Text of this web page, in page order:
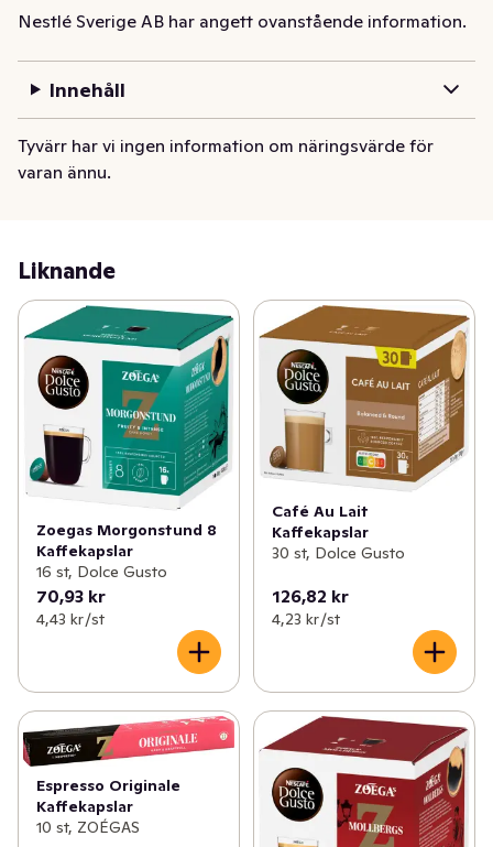
kraftigt kaffe med toner av svarta vinbär och kola
duktiga kaffespecialister har med den här blandningen
av Arabica-bönor från Kenya och Central- och
Sydamerika utvecklat ett delikat, fylligt och intensivt
kaffe.
Nestlé Sverige AB har angett ovanstående information.
Innehåll
Tyvärr har vi ingen information om näringsvärde för
varan ännu.
Liknande
Zoegas Morgonstund 8
Kaffekapslar
16 st, Dolce Gusto
70,93 kr
4,43 kr /st
Café Au Lait
Kaffekapslar
30 st, Dolce Gusto
126,82 kr
4,23 kr /st
Espresso Originale
Kaffekapslar
10 st, ZOÉGAS